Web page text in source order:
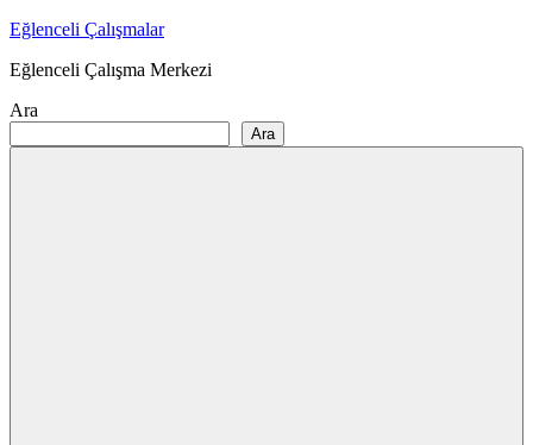
Skip
content
Eğlenceli Çalışmalar
Eğlenceli Çalışma Merkezi
Ara
Ara